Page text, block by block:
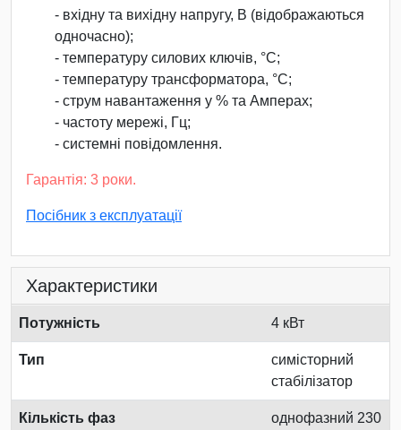
- вхідну та вихідну напругу, В (відображаються
одночасно);
- температуру силових ключів, °С;
- температуру трансформатора, °С;
- струм навантаження у % та Амперах;
- частоту мережі, Гц;
- системні повідомлення.
Гарантія: 3 роки.
Посібник з експлуатації
Характеристики
Потужність 4 кВт
Тип
симісторний
стабілізатор
Кількість фаз
однофазний 230